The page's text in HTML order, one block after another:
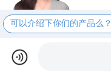
可以介绍下你们的产品么？